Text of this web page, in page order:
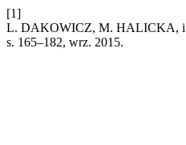
[1]
L. DAKOWICZ, M. HALICKA, i
s. 165–182, wrz. 2015.